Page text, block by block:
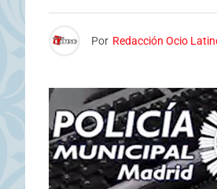
Por Redacción Ocio